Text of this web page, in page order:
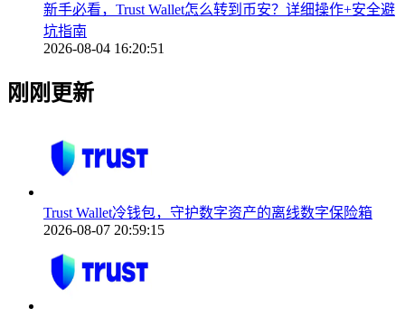
新手必看，Trust Wallet怎么转到币安？详细操作+安全避
坑指南
2026-08-04 16:20:51
刚刚更新
Trust Wallet冷钱包，守护数字资产的离线数字保险箱
2026-08-07 20:59:15